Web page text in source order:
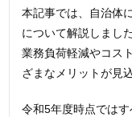
本記事では、自治体
について解説しまし
業務負荷軽減やコス
ざまなメリットが見
令和5年度時点では